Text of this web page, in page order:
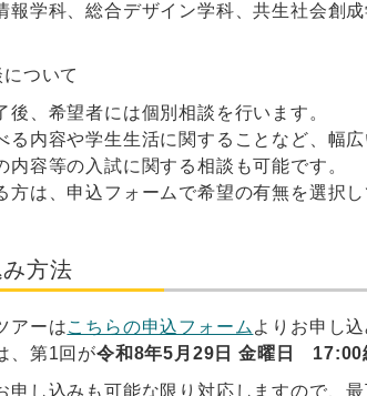
学科、総合デザイン学科、共生社会創
ついて
後、希望者には個別相談を行います。
る内容や学生生活に関することなど、幅
内容等の入試に関する相談も可能です。
方は、申込フォームで希望の有無を選択し
方法
アーはこちらの申込フォーム よりお申し込
、第1回が令和8年5月29日 金曜日 17:00
申し込みも可能な限り対応しますので、